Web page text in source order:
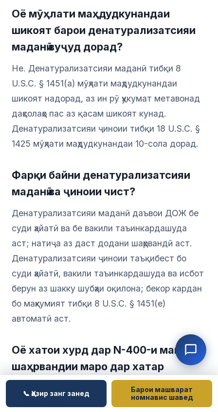
Оё мӯҳлати маҳдудкунандаи
шикоят барои денатурализатсияи
маданӣ вуҷуд дорад?
Не. Денатурализатсияи маданӣ тибқи 8
U.S.C. § 1451(a) мӯҳлати маҳдудкунандаи
шикоят надорад, аз ин рӯ ҳукумат метавонад
даҳсолаҳо пас аз қасам шикоят кунад.
Денатурализатсияи ҷиноии тибқи 18 U.S.C. §
1425 мӯҳлати маҳдудкунандаи 10-сола дорад.
Фарқи байни денатурализатсияи
маданӣ ва ҷиноии чист?
Денатурализатсияи маданӣ даъвои ДОЖ бе
суди ҳайатӣ ва бе вакили таъинкардашуда
аст; натиҷа аз даст додани шаҳрвандӣ аст.
Денатурализатсияи ҷиноии таъқибест бо
суди ҳайатӣ, вакили таъинкардашуда ва исбот
берун аз шакку шубҳаи оқилона; бекор кардан
бо маҳкумият тибқи 8 U.S.C. § 1451(e)
автоматӣ аст.
Оё хатои хурд дар N-400-и ман
шаҳрвандии маро дар хатар
мегузорад?
(2017) ва (1988),
📞 Ҳозир занг занед
Барои машварат
номнавис шавед